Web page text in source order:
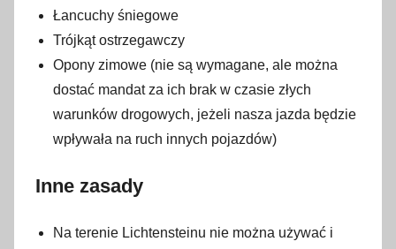
Łancuchy śniegowe
Trójkąt ostrzegawczy
Opony zimowe (nie są wymagane, ale można
dostać mandat za ich brak w czasie złych
warunków drogowych, jeżeli nasza jazda będzie
wpływała na ruch innych pojazdów)
Inne zasady
Na terenie Lichtensteinu nie można używać i